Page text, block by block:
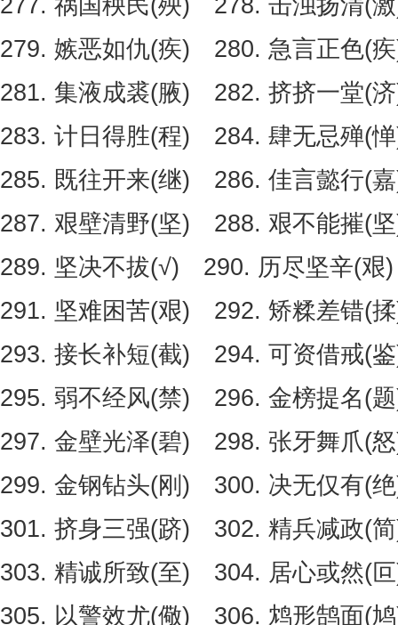
277. 祸国秧民(殃) 278. 击浊扬清(
279. 嫉恶如仇(疾) 280. 急言正色(
281. 集液成裘(腋) 282. 挤挤一堂(
283. 计日得胜(程) 284. 肆无忌殚(
285. 既往开来(继) 286. 佳言懿行
287. 艰壁清野(坚) 288. 艰不能摧(
289. 坚决不拔(√) 290. 历尽坚辛(艰)
291. 坚难困苦(艰) 292. 矫糅差错(
293. 接长补短(截) 294. 可资借戒(
295. 弱不经风(禁) 296. 金榜提名(
297. 金壁光泽(碧) 298. 张牙舞爪(
299. 金钢钻头(刚) 300. 决无仅有(
301. 挤身三强(跻) 302. 精兵减政(
303. 精诚所致(至) 304. 居心或然(
305. 以警效尤(儆) 306. 鸩形鹄面(